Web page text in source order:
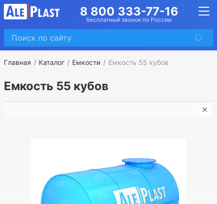
8 800 333-77-16
бесплатный звонок по России
Главная Каталог Емкости Емкость 55 кубов
Емкость 55 кубов
✕